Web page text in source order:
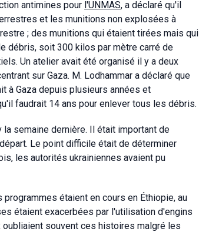
antimines pour l'UNMAS, a déclaré qu'il
et les munitions non explosées à
; des munitions qui étaient tirées mais qui
débris, soit 300 kilos par mètre carré de
Un atelier avait été organisé il y a deux
sur Gaza. M. Lodhammar a déclaré que
à Gaza depuis plusieurs années et
faudrait 14 ans pour enlever tous les débris.
la semaine dernière. Il était important de
Le point difficile était de déterminer
les autorités ukrainiennes avaient pu
étaient en cours en Éthiopie, au
étaient exacerbées par l'utilisation d'engins
souvent ces histoires malgré les